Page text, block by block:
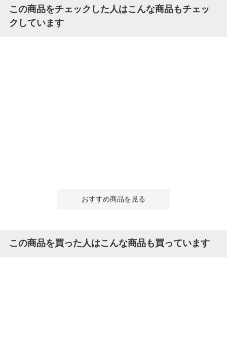
この商品をチェックした人はこんな商品もチェッ
クしています
おすすめ商品を見る
この商品を買った人はこんな商品も買っています